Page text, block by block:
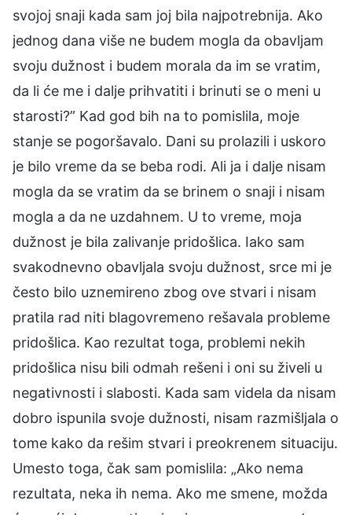
svojoj snaji kada sam joj bila najpotrebnija. Ako
jednog dana više ne budem mogla da obavljam
svoju dužnost i budem morala da im se vratim,
da li će me i dalje prihvatiti i brinuti se o meni u
starosti?” Kad god bih na to pomislila, moje
stanje se pogoršavalo. Dani su prolazili i uskoro
je bilo vreme da se beba rodi. Ali ja i dalje nisam
mogla da se vratim da se brinem o snaji i nisam
mogla a da ne uzdahnem. U to vreme, moja
dužnost je bila zalivanje pridošlica. Iako sam
svakodnevno obavljala svoju dužnost, srce mi je
često bilo uznemireno zbog ove stvari i nisam
pratila rad niti blagovremeno rešavala probleme
pridošlica. Kao rezultat toga, problemi nekih
pridošlica nisu bili odmah rešeni i oni su živeli u
negativnosti i slabosti. Kada sam videla da nisam
dobro ispunila svoje dužnosti, nisam razmišljala o
tome kako da rešim stvari i preokrenem situaciju.
Umesto toga, čak sam pomislila: „Ako nema
rezultata, neka ih nema. Ako me smene, možda